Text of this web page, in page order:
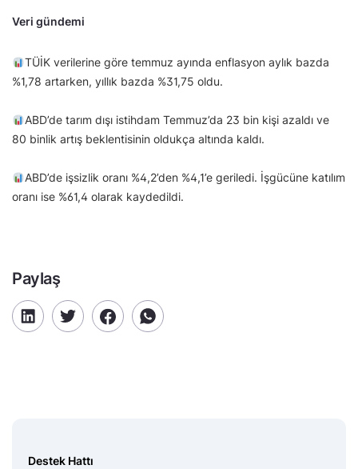
Veri gündemi
TÜİK verilerine göre temmuz ayında enflasyon aylık bazda
%1,78 artarken, yıllık bazda %31,75 oldu.
ABD’de tarım dışı istihdam Temmuz’da 23 bin kişi azaldı ve
80 binlik artış beklentisinin oldukça altında kaldı.
ABD’de işsizlik oranı %4,2’den %4,1’e geriledi. İşgücüne katılım
oranı ise %61,4 olarak kaydedildi.
Paylaş
Destek Hattı